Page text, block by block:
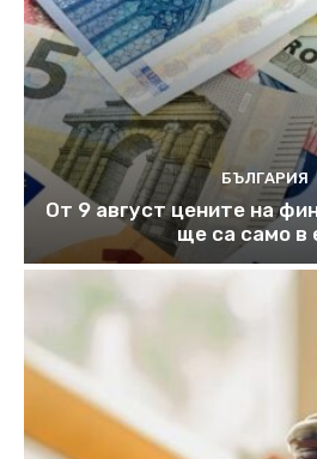
БЪЛГАРИЯ
От 9 август цените на
ще са само в